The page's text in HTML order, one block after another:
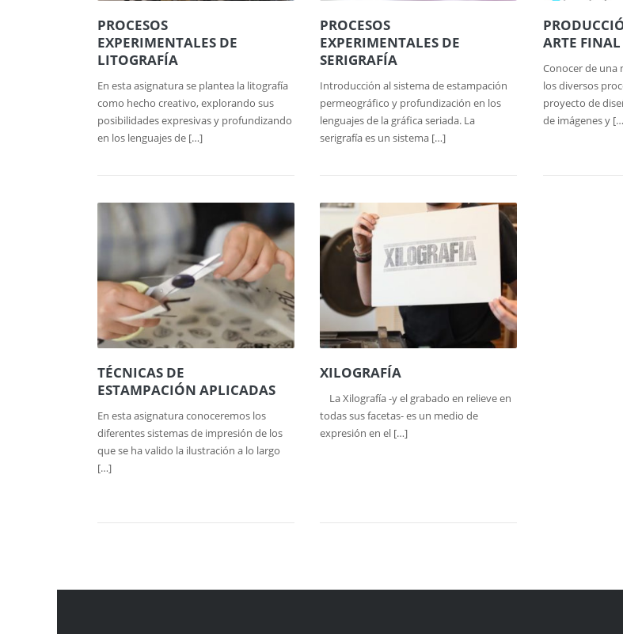
PROCESOS
EXPERIMENTALES DE
LITOGRAFÍA
En esta asignatura se plantea la litografía
como hecho creativo, explorando sus
posibilidades expresivas y profundizando
en los lenguajes de […]
PROCESOS
EXPERIMENTALES DE
SERIGRAFÍA
Introducción al sistema de estampación
permeográfico y profundización en los
lenguajes de la gráfica seriada. La
serigrafía es un sistema […]
ARTE FINAL
Conocer de una
los diversos
proyecto de
de imágenes y
TÉCNICAS DE
ESTAMPACIÓN APLICADAS
En esta asignatura conoceremos los
diferentes sistemas de impresión de los
que se ha valido la ilustración a lo largo
[…]
XILOGRAFÍA
La Xilografía -y el grabado en relieve en
todas sus facetas- es un medio de
expresión en el […]